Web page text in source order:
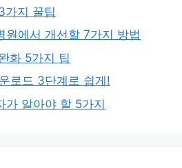
가지 꿀팁
원에서 개선할 7가지 방법
화 5가지 팁
로드 3단계로 쉽게!
가 알아야 할 5가지